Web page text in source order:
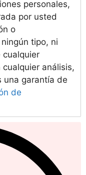
personales,
por usted
o
tipo, ni
cualquier
análisis,
una garantía de
de